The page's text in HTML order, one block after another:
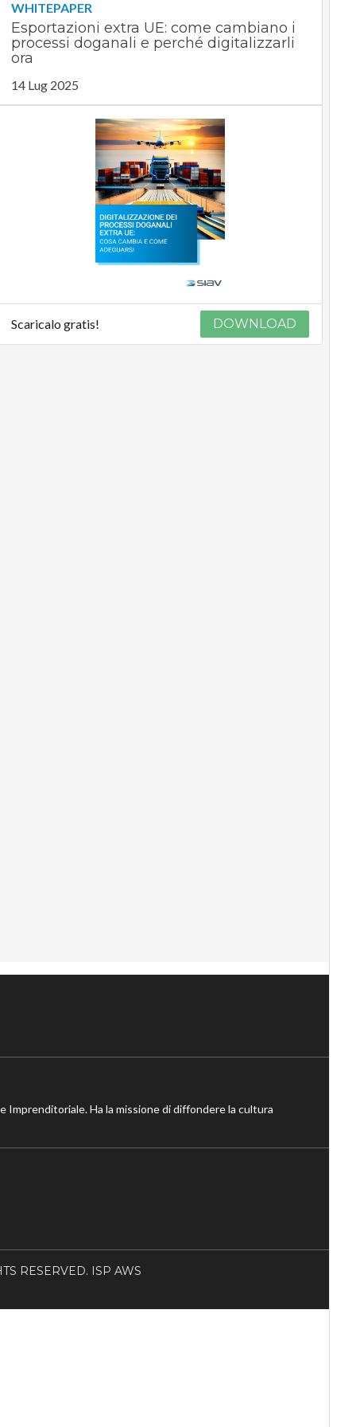
WHITEPAPER
Esportazioni extra UE: come cambiano i
processi doganali e perché digitalizzarli
ora
14 Lug 2025
Scaricalo gratis! DOWNLOAD
Imprenditoriale. Ha la missione di diffondere la cultura
RESERVED. ISP AWS